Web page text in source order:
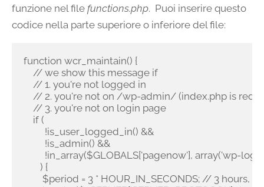
funzione nel file functions.php. Puoi inserire questo
codice nella parte superiore o inferiore del file:
function wcr_maintain() {
    // we show this message if
    // 1. you're not logged in
// 2. you're not on /wp-admin/ (index.php is
    // 3. you're not on login page
    if (
         !is_user_logged_in() &&
         !is_admin() &&
!in_array($GLOBALS['pagenow'], array('wp-
       ) {
$period = 3 * HOUR_IN_SECONDS; // 3 hours,